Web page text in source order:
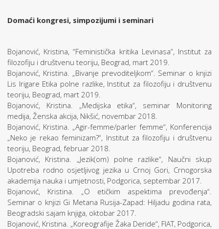
Domaći kongresi, simpozijumi i seminari
Bojanović, Kristina, “Feministička kritika Levinasa”, Institut za
filozofiju i društvenu teoriju, Beograd, mart 2019.
Bojanović, Kristina. „Bivanje prevoditeljkom“. Seminar o knjizi
Lis Irigare Etika polne razlike, Institut za filozofiju i društvenu
teoriju, Beograd, mart 2019.
Bojanović, Kristina. „Medijska etika“, seminar Monitoring
medija, Ženska akcija, Nikšić, novembar 2018.
Bojanović, Kristina. „Agir-femme/parler femme“, Konferencija
„Neko je rekao feminizam?“, Institut za filozofiju i društvenu
teoriju, Beograd, februar 2018.
Bojanović, Kristina. „Jezik(om) polne razlike“, Naučni skup
Upotreba rodno osjetljivog jezika u Crnoj Gori, Crnogorska
akademija nauka i umjetnosti, Podgorica, septembar 2017.
Bojanović, Kristina. „O etičkim aspektima prevođenja“.
Seminar o knjizi Gi Metana Rusija-Zapad: Hiljadu godina rata,
Beogradski sajam knjiga, oktobar 2017.
Bojanović, Kristina. „Koreografije Žaka Deride“, FIAT, Podgorica,